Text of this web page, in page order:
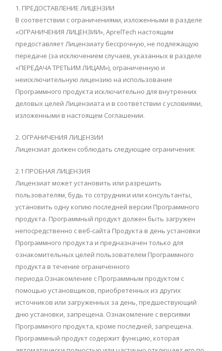
1. ПРЕДОСТАВЛЕНИЕ ЛИЦЕНЗИИ
В соответствии с ограничениями, изложенными в разделе
«ОГРАНИЧЕНИЯ ЛИЦЕНЗИИ», AprelTech настоящим
предоставляет Лицензиату бессрочную, не подлежащую
передаче (за исключением случаев, указанных в разделе
«ПЕРЕДАЧА ТРЕТЬИМ ЛИЦАМ»), ограниченную и
неисключительную лицензию на использование
Программного продукта исключительно для внутренних
деловых целей Лицензиата и в соответствии с условиями,
изложенными в настоящем Соглашении.
2. ОГРАНИЧЕНИЯ ЛИЦЕНЗИИ
Лицензиат должен соблюдать следующие ограничения:
2.1 ПРОБНАЯ ЛИЦЕНЗИЯ
Лицензиат может установить или разрешить
пользователям, будь то сотрудники или консультанты,
установить одну копию последней версии Программного
продукта. Программный продукт должен быть загружен
непосредственно с веб-сайта Продукта в день установки
Программного продукта и предназначен только для
ознакомительных целей пользователем Программного
продукта в течение ограниченного
периода.Ознакомление с Программным продуктом с
помощью установщиков, приобретенных из других
источников или загруженных за день, предшествующий
дню установки, запрещена. Ознакомление с версиями
Программного продукта, кроме последней, запрещена.
Программный продукт содержит функцию, которая